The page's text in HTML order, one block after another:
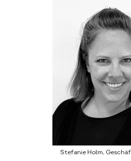
Stefanie Holm,